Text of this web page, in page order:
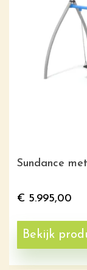
Sundance
€ 5.995,00
Bekijk